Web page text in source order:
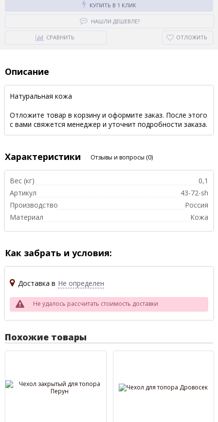
КУПИТЬ В 1 КЛИК
НАШЛИ ДЕШЕВЛЕ?
СРАВНИТЬ ОТЛОЖИТЬ
Описание
Натуральная кожа
Отложите товар в корзину и оформите заказ. После этого
с вами свяжется менеджер и уточнит подробности заказа.
Характеристики Отзывы и вопросы (0)
Вес (кг)
0,1
Артикул
43-72-sh
Производство
Россия
Материал
Кожа
Как забрать и условия:
Доставка в Не определен
Не удалось рассчитать стоимость доставки
Похожие товары